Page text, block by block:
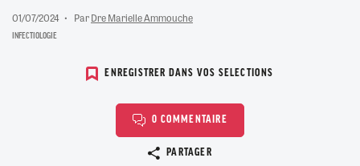
01/07/2024 ParDre Marielle Ammouche
INFECTIOLOGIE
ENREGISTRER DANS VOS SELECTIONS
0 COMMENTAIRE
PARTAGER